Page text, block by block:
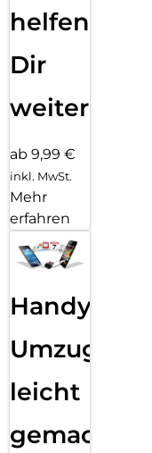
helfen
Dir
weiter
ab 9,99 €
inkl. MwSt.
Mehr
erfahren
Handy
Umzug
leicht
gemacht!